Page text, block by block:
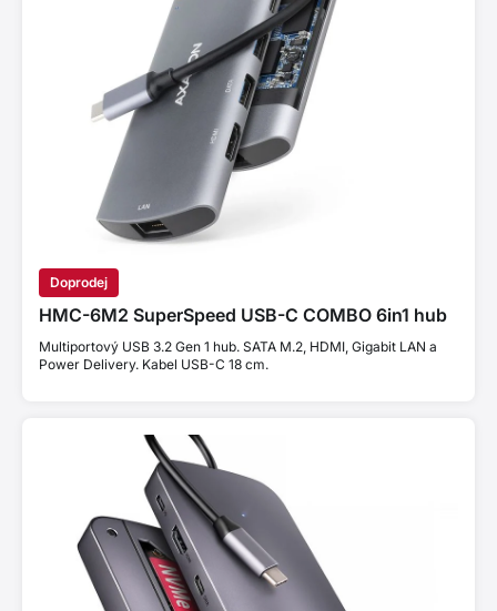
Doprodej
HMC-6M2 SuperSpeed USB-C COMBO 6in1 hub
Multiportový USB 3.2 Gen 1 hub. SATA M.2, HDMI, Gigabit LAN a
Power Delivery. Kabel USB-C 18 cm.